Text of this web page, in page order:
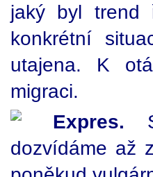
jaký byl trend
konkrétní
utajena. K
migraci.
Expres.
dozvídáme až